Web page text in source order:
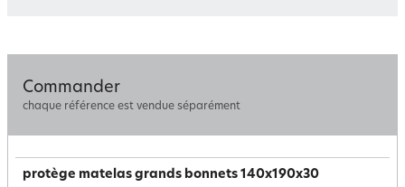
Commander
chaque référence est vendue séparément
protège matelas grands bonnets 140x190x30